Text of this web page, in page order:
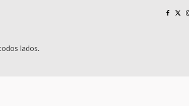
lados.